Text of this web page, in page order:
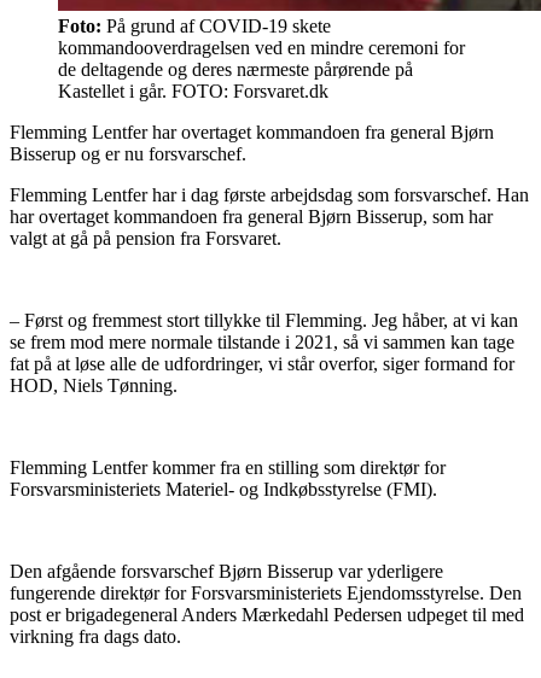
Foto: På grund af COVID-19 skete
kommandooverdragelsen ved en mindre ceremoni for
de deltagende og deres nærmeste pårørende på
Kastellet i går. FOTO: Forsvaret.dk
Flemming Lentfer har overtaget kommandoen fra general Bjørn
Bisserup og er nu forsvarschef.
Flemming Lentfer har i dag første arbejdsdag som forsvarschef. Han
har overtaget kommandoen fra general Bjørn Bisserup, som har
valgt at gå på pension fra Forsvaret.
– Først og fremmest stort tillykke til Flemming. Jeg håber, at vi kan
se frem mod mere normale tilstande i 2021, så vi sammen kan tage
fat på at løse alle de udfordringer, vi står overfor, siger formand for
HOD, Niels Tønning.
Flemming Lentfer kommer fra en stilling som direktør for
Forsvarsministeriets Materiel- og Indkøbsstyrelse (FMI).
Den afgående forsvarschef Bjørn Bisserup var yderligere
fungerende direktør for Forsvarsministeriets Ejendomsstyrelse. Den
post er brigadegeneral Anders Mærkedahl Pedersen udpeget til med
virkning fra dags dato.